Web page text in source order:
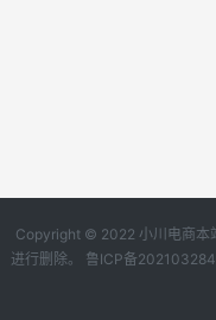
Copyright © 2022 小川电商本
进行删除。 鲁ICP备